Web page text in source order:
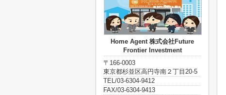
Home Agent 株式会社Future
Frontier Investment
〒166-0003
東京都杉並区高円寺南２丁目20-5
TEL/03-6304-9412
FAX/03-6304-9413